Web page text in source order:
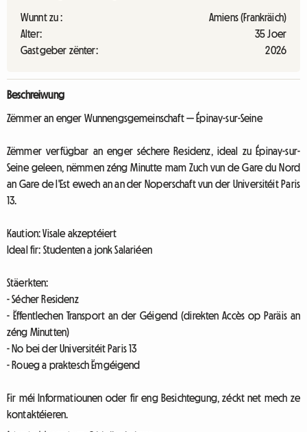
Wunnt zu :
Amiens (Frankräich)
Alter:
35 Joer
Gastgeber zënter:
2026
Beschreiwung
Zëmmer an enger Wunnengsgemeinschaft — Épinay-sur-Seine
Zëmmer verfügbar an enger séchere Residenz, ideal zu Épinay-sur-
Seine geleen, nëmmen zéng Minutte mam Zuch vun de Gare du Nord
an Gare de l'Est ewech an an der Noperschaft vun der Universitéit Paris
13.
Kaution: Visale akzeptéiert
Ideal fir: Studenten a jonk Salariéen
Stäerkten:
- Sécher Residenz
- Ëffentlechen Transport an der Géigend (direkten Accès op Paräis an
zéng Minutten)
- No bei der Universitéit Paris 13
- Roueg a praktesch Ëmgéigend
Fir méi Informatiounen oder fir eng Besichtegung, zéckt net mech ze
kontaktéieren.